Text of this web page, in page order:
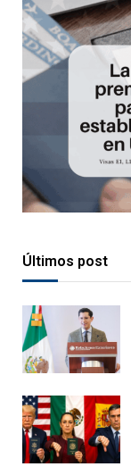
Últimos post